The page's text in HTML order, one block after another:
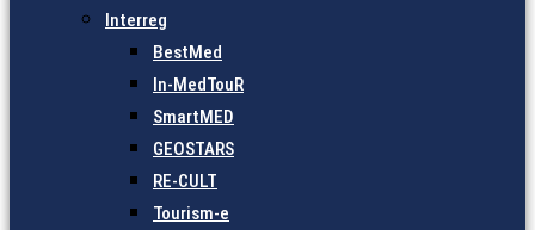
Interreg
BestMed
In-MedTouR
SmartMED
GEOSTARS
RE-CULT
Tourism-e